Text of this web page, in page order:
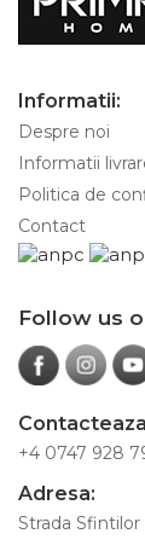
Informatii:
Despre noi
Informatii
Politica de
Contact
Follow us
+4 0747 928
Adresa:
Strada